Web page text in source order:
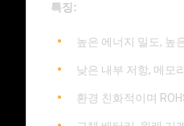
특징:
높은 에너지 밀도, 높
낮은 내부 저항, 메모
환경 친화적이며